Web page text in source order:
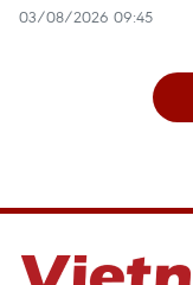
03/08/2026 09:45